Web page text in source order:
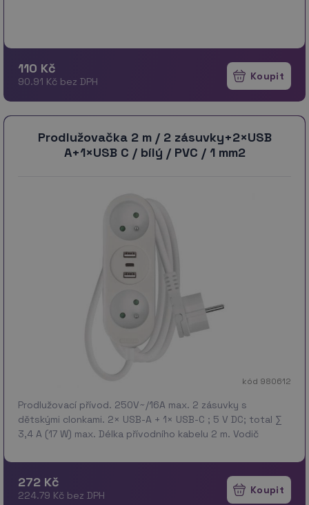
110 Kč
90.91 Kč bez DPH
Prodlužovačka 2 m / 2 zásuvky+2×USB
A+1×USB C / bílý / PVC / 1 mm2
kód 980612
Prodlužovací přívod. 250V~/16A max. 2 zásuvky s
dětskými clonkami. 2× USB-A + 1× USB-C ; 5 V DC; total ∑
3,4 A (17 W) max. Délka přívodního kabelu 2 m. Vodič
více
272 Kč
224.79 Kč bez DPH